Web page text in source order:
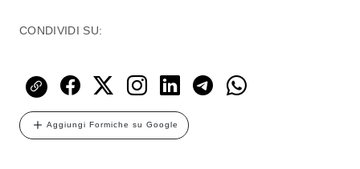
CONDIVIDI SU:
Aggiungi Formiche su Google